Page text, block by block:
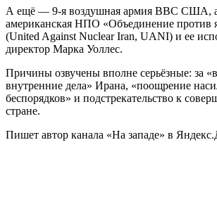
А ещё — 9-я воздушная армия ВВС США,
американская НПО «Объединение против
(United Against Nuclear Iran, UANI) и ее
директор Марка Уоллес.
Причины озвучены вполне серьёзные: за
внутренние дела» Ирана, «поощрение
беспорядков» и подстрекательство к
стране.
Пишет автор канала «На западе» в